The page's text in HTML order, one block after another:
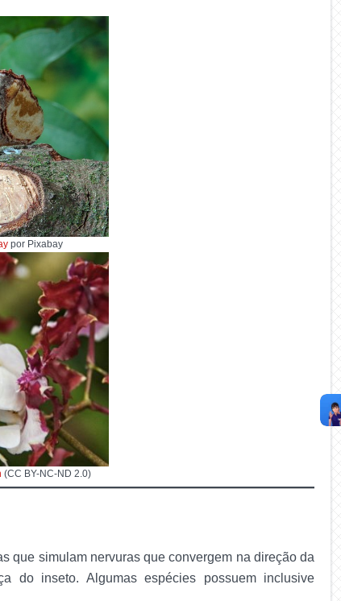
por Pixabay
(CC BY-NC-ND 2.0)
que simulam nervuras que convergem na direção da
do inseto. Algumas espécies possuem inclusive